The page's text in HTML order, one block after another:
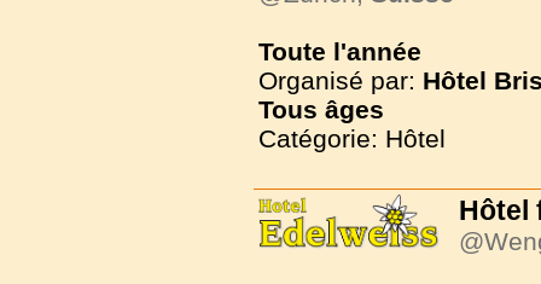
Toute l'année
Organisé par: Hôtel
Tous âges
Catégorie: Hôtel
Hôtel